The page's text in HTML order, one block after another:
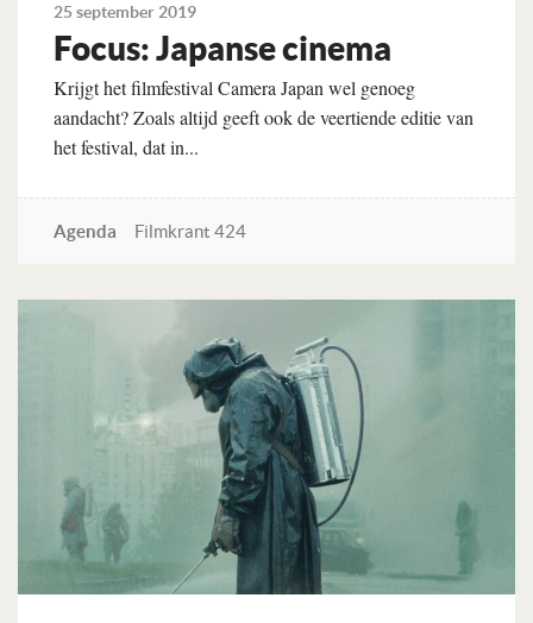
25 september 2019
Focus: Japanse cinema
Krijgt het filmfestival Camera Japan wel genoeg
aandacht? Zoals altijd geeft ook de veertiende editie van
het festival, dat in...
Agenda Filmkrant 424
Lees verder